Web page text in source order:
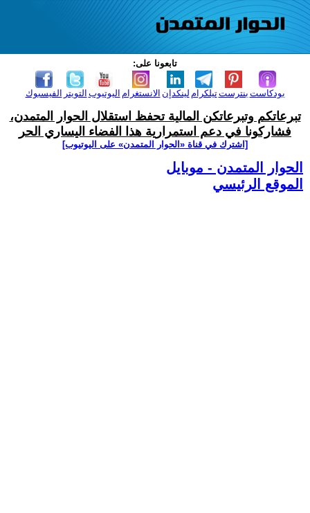
تابعونا على:
الفيسبوك التويتر اليوتيوب الانستغرام لينكدإن تيلكرامبنترست بودكاست
تبرعاتكم وتبرعاتكن المالية تحفظ استقلال الحوار المتمدن،
فشاركونا في دعم استمرارية هذا الفضاء اليساري الحر
[اشترك في قناة ‫«الحوار المتمدن» على اليوتيوب]
الحوار المتمدن - موبايل
الموقع الرئيسي